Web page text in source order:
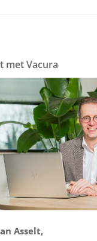
met Vacura
Asselt,